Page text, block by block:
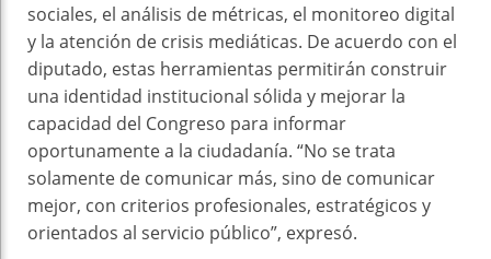
sociales, el análisis de métricas, el monitoreo digital
y la atención de crisis mediáticas. De acuerdo con el
diputado, estas herramientas permitirán construir
una identidad institucional sólida y mejorar la
capacidad del Congreso para informar
oportunamente a la ciudadanía. “No se trata
solamente de comunicar más, sino de comunicar
mejor, con criterios profesionales, estratégicos y
orientados al servicio público”, expresó.